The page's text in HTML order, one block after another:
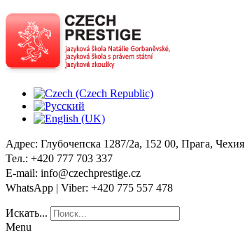
Адрес: Глубочепска 1287/2a, 152 00, Прага, Чехия
Тел.: +420 777 703 337
E-mail: info@czechprestige.cz
WhatsApp | Viber: +420 775 557 478
Искать...
Menu